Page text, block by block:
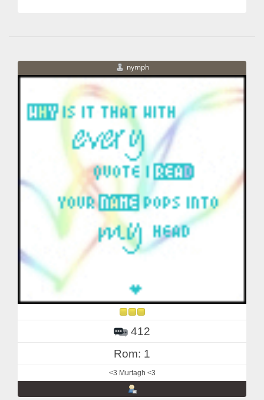
nymph
412
Rom: 1
<3 Murtagh <3